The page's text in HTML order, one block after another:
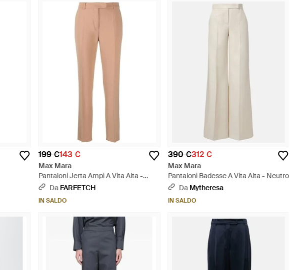
199 €143 €
Max Mara
Pantaloni Jerta Ampi A Vita Alta -
Neutro
Da FARFETCH
IN SALDO
390 €312 €
Max Mara
Pantaloni Badesse A Vita Alta - Neutro
Da Mytheresa
IN SALDO